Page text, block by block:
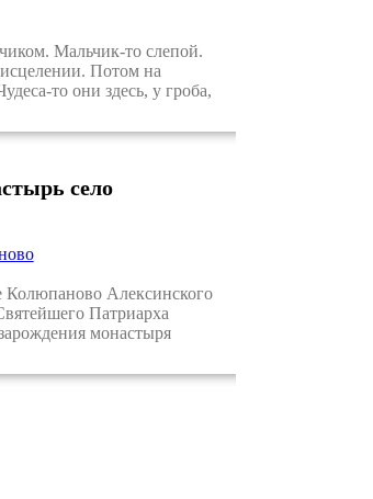
Мальчик-то слепой.
Потом на
то они здесь, у гроба,
село
Алексинского
Патриарха
монастыря